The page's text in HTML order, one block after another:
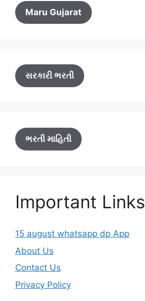
Maru Gujarat
સરકારી ભરતી
ભરતી માહિતી
Important Links
15 august whatsapp dp App
About Us
Contact Us
Privacy Policy